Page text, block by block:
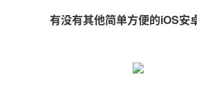
有没有其他简单方便的iOS安